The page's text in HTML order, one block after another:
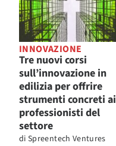
INNOVAZIONE
Tre nuovi corsi
sull’innovazione in
edilizia per offrire
strumenti concreti ai
professionisti del
settore
di Spreentech Ventures